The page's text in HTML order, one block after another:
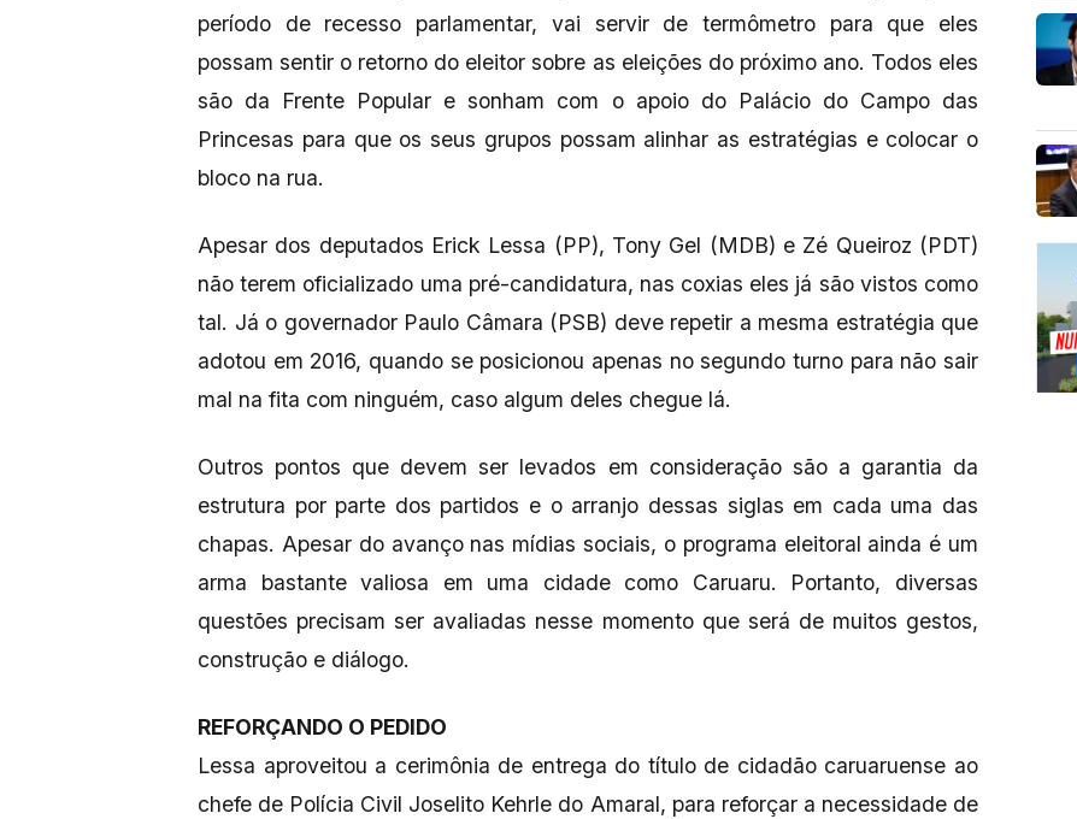
período de recesso parlamentar, vai servir de termômetro para que eles
possam sentir o retorno do eleitor sobre as eleições do próximo ano. Todos eles
são da Frente Popular e sonham com o apoio do Palácio do Campo das
Princesas para que os seus grupos possam alinhar as estratégias e colocar o
bloco na rua.
Apesar dos deputados Erick Lessa (PP), Tony Gel (MDB) e Zé Queiroz (PDT)
não terem oficializado uma pré-candidatura, nas coxias eles já são vistos como
tal. Já o governador Paulo Câmara (PSB) deve repetir a mesma estratégia que
adotou em 2016, quando se posicionou apenas no segundo turno para não sair
mal na fita com ninguém, caso algum deles chegue lá.
Outros pontos que devem ser levados em consideração são a garantia da
estrutura por parte dos partidos e o arranjo dessas siglas em cada uma das
chapas. Apesar do avanço nas mídias sociais, o programa eleitoral ainda é um
arma bastante valiosa em uma cidade como Caruaru. Portanto, diversas
questões precisam ser avaliadas nesse momento que será de muitos gestos,
construção e diálogo.
REFORÇANDO O PEDIDO
Lessa aproveitou a cerimônia de entrega do título de cidadão caruaruense ao
chefe de Polícia Civil Joselito Kehrle do Amaral, para reforçar a necessidade de